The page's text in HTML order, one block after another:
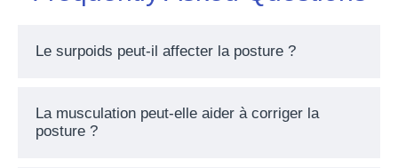
Le surpoids peut-il affecter la posture ?
La musculation peut-elle aider à corriger la
posture ?